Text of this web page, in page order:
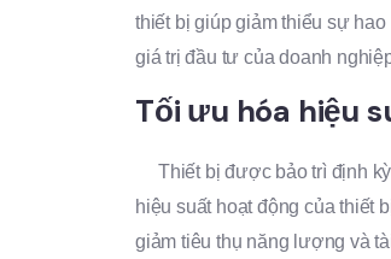
thiết bị giúp giảm thiểu sự
giá trị đầu tư của doanh
Tối ưu hóa hiệu
Thiết bị được bảo trì định kỳ
hiệu suất hoạt động của thiết
giảm tiêu thụ năng lượng và